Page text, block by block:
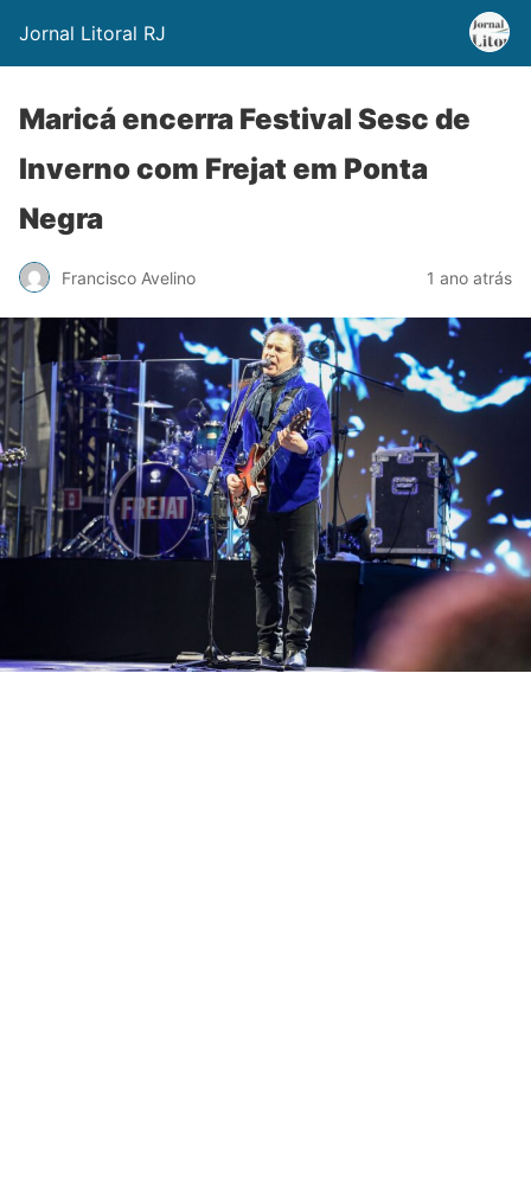
Jornal Litoral RJ
Maricá encerra Festival Sesc de
Inverno com Frejat em Ponta
Negra
Francisco Avelino 1 ano atrás